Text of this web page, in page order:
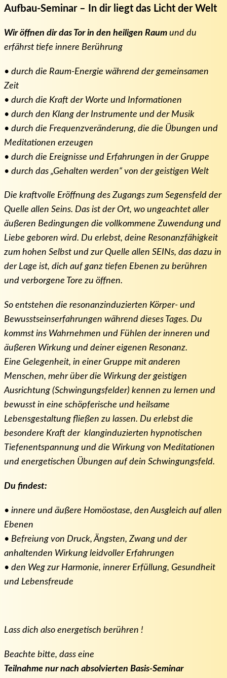
Aufbau-Seminar – In dir liegt das Licht der Welt
Wir öffnen dir das Tor in den heiligen Raum und du
erfährst tiefe innere Berührung
• durch die Raum-Energie während der gemeinsamen
Zeit
• durch die Kraft der Worte und Informationen
• durch den Klang der Instrumente und der Musik
• durch die Frequenzveränderung, die die Übungen und
Meditationen erzeugen
• durch die Ereignisse und Erfahrungen in der Gruppe
• durch das „Gehalten werden“ von der geistigen Welt
Die kraftvolle Eröffnung des Zugangs zum Segensfeld der
Quelle allen Seins. Das ist der Ort, wo ungeachtet aller
äußeren Bedingungen die vollkommene Zuwendung und
Liebe geboren wird. Du erlebst, deine Resonanzfähigkeit
zum hohen Selbst und zur Quelle allen SEINs, das dazu in
der Lage ist, dich auf ganz tiefen Ebenen zu berühren
und verborgene Tore zu öffnen.
So entstehen die resonanzinduzierten Körper- und
Bewusstseinserfahrungen während dieses Tages. Du
kommst ins Wahrnehmen und Fühlen der inneren und
äußeren Wirkung und deiner eigenen Resonanz.
Eine Gelegenheit, in einer Gruppe mit anderen
Menschen, mehr über die Wirkung der geistigen
Ausrichtung (Schwingungsfelder) kennen zu lernen und
bewusst in eine schöpferische und heilsame
Lebensgestaltung fließen zu lassen. Du erlebst die
besondere Kraft der klanginduzierten hypnotischen
Tiefenentspannung und die Wirkung von Meditationen
und energetischen Übungen auf dein Schwingungsfeld.
Du findest:
• innere und äußere Homöostase, den Ausgleich auf allen
Ebenen
• Befreiung von Druck, Ängsten, Zwang und der
anhaltenden Wirkung leidvoller Erfahrungen
• den Weg zur Harmonie, innerer Erfüllung, Gesundheit
und Lebensfreude
Lass dich also energetisch berühren !
Beachte bitte, dass eine
Teilnahme nur nach absolvierten Basis-Seminar